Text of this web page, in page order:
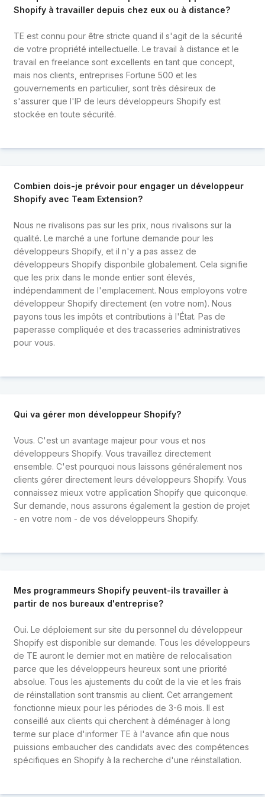
Shopify à travailler depuis chez eux ou à distance?
TE est connu pour être stricte quand il s'agit de la sécurité
de votre propriété intellectuelle. Le travail à distance et le
travail en freelance sont excellents en tant que concept,
mais nos clients, entreprises Fortune 500 et les
gouvernements en particulier, sont très désireux de
s'assurer que l'IP de leurs développeurs Shopify est
stockée en toute sécurité.
Combien dois-je prévoir pour engager un développeur
Shopify avec Team Extension?
Nous ne rivalisons pas sur les prix, nous rivalisons sur la
qualité. Le marché a une fortune demande pour les
développeurs Shopify, et il n'y a pas assez de
développeurs Shopify disponbile globalement. Cela signifie
que les prix dans le monde entier sont élevés,
indépendamment de l'emplacement. Nous employons votre
développeur Shopify directement (en votre nom). Nous
payons tous les impôts et contributions à l'État. Pas de
paperasse compliquée et des tracasseries administratives
pour vous.
Qui va gérer mon développeur Shopify?
Vous. C'est un avantage majeur pour vous et nos
développeurs Shopify. Vous travaillez directement
ensemble. C'est pourquoi nous laissons généralement nos
clients gérer directement leurs développeurs Shopify. Vous
connaissez mieux votre application Shopify que quiconque.
Sur demande, nous assurons également la gestion de projet
- en votre nom - de vos développeurs Shopify.
Mes programmeurs Shopify peuvent-ils travailler à
partir de nos bureaux d'entreprise?
Oui. Le déploiement sur site du personnel du développeur
Shopify est disponible sur demande. Tous les développeurs
de TE auront le dernier mot en matière de relocalisation
parce que les développeurs heureux sont une priorité
absolue. Tous les ajustements du coût de la vie et les frais
de réinstallation sont transmis au client. Cet arrangement
fonctionne mieux pour les périodes de 3-6 mois. Il est
conseillé aux clients qui cherchent à déménager à long
terme sur place d'informer TE à l'avance afin que nous
puissions embaucher des candidats avec des compétences
spécifiques en Shopify à la recherche d'une réinstallation.